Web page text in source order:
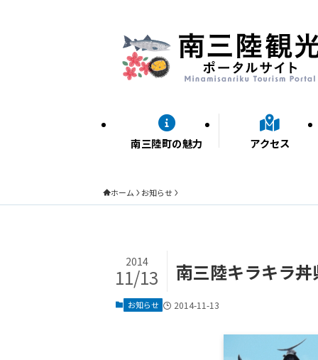
南三陸町の魅力 アクセス
ホーム お知らせ
南三陸キラキラ
2014
11/13
お知らせ 2014-11-13